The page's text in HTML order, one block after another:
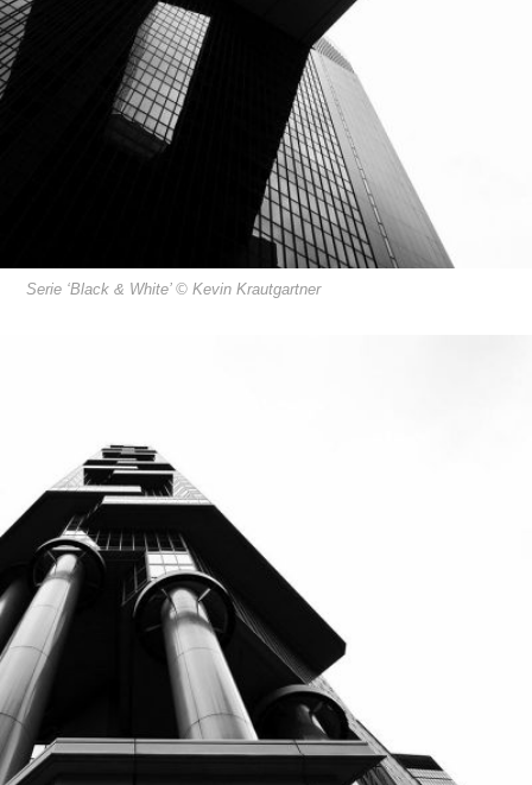
Serie ‘Black & White’ © Kevin Krautgartner